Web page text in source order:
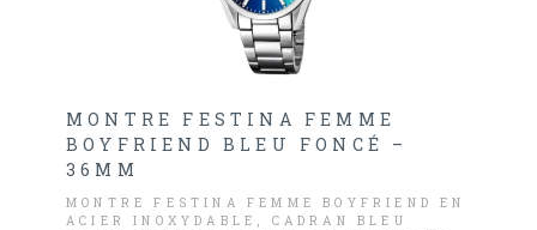
MONTRE FESTINA FEMME
BOYFRIEND BLEU FONCÉ –
36MM
MONTRE FESTINA FEMME BOYFRIEND EN
ACIER INOXYDABLE, CADRAN BLEU